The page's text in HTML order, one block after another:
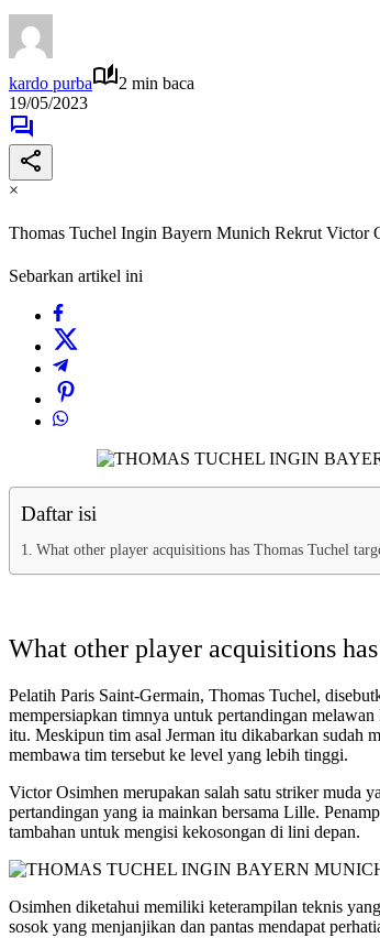
kardo purba
2 min baca
19/05/2023
×
Thomas Tuchel Ingin Bayern Munich Rekrut Victor
Sebarkan artikel ini
Daftar isi
What other player acquisitions has Thomas Tuchel
What other player acquisitions
Pelatih Paris Saint-Germain, Thomas Tuchel,
mempersiapkan timnya untuk pertandingan
itu. Meskipun tim asal Jerman itu dikabarkan sudah
membawa tim tersebut ke level yang lebih tinggi.
Victor Osimhen merupakan salah satu striker muda
pertandingan yang ia mainkan bersama Lille.
tambahan untuk mengisi kekosongan di lini depan.
Osimhen diketahui memiliki keterampilan teknis
sosok yang menjanjikan dan pantas mendapat